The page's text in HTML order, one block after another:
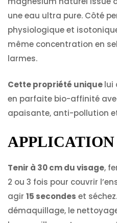
une eau ultra pure. Côté
physiologique et
même concentration en
larmes.
Cette propriété uniquelui
en parfaite bio-affinité
apaisante, anti-pollution
APPLICATION
Tenir à 30 cm du visage,
2 ou 3 fois pour couvrir
agir 15 secondes et
démaquillage, le